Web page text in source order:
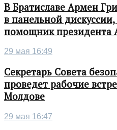
В Братиславе Армен
в панельной
помощник президента
29 мая 16:49
Секретарь Совета
проведет рабочие
Молдове
29 мая 16:47